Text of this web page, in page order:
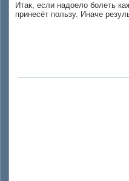
Итак, если надоело болеть
принесёт пользу. Иначе